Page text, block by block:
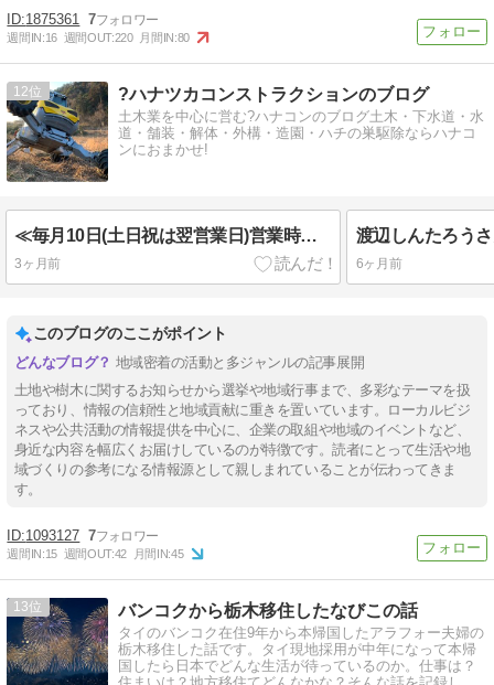
1875361 7
週間IN:16 週間OUT:220 月間IN:80
12 ?ハナツカコンストラクションのブログ
土木業を中心に営む?ハナコンのブログ土木・下水道・水
道・舗装・解体・外構・造園・ハチの巣駆除ならハナコ
ンにおまかせ!
≪毎月10日(土日祝は翌営業日)営業時間短縮のお知らせ≫
3ヶ月前 6ヶ月前
このブログのここがポイント
地域密着の活動と多ジャンルの記事展開
土地や樹木に関するお知らせから選挙や地域行事まで、多彩なテーマを扱
っており、情報の信頼性と地域貢献に重きを置いています。ローカルビジ
ネスや公共活動の情報提供を中心に、企業の取組や地域のイベントなど、
身近な内容を幅広くお届けしているのが特徴です。読者にとって生活や地
域づくりの参考になる情報源として親しまれていることが伝わってきま
す。
1093127 7
週間IN:15 週間OUT:42 月間IN:45
13 バンコクから栃木移住したなびこの話
タイのバンコク在住9年から本帰国したアラフォー夫婦の
栃木移住した話です。タイ現地採用が中年になって本帰
国したら日本でどんな生活が待っているのか。仕事は？